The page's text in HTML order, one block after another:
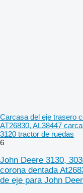
Carcasa del eje trasero
AT26830, AL38447
3120 tractor de ruedas
6
John Deere 3130,
corona dentada
de eje para John